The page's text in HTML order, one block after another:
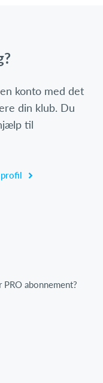
konto med det
din klub. Du
til
abonnement?